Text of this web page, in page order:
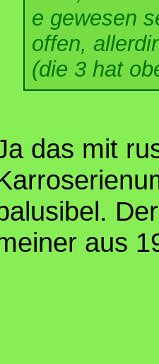
e gewesen
offen,
(die 3 hat
das mit
aus